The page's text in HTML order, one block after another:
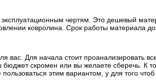
чертям. Это дешевый
ковролина. Срок работы материала
вас. Для начала стоит проанализировать
скромен или вы желаете сберечь. К
этим вариантом, у для того